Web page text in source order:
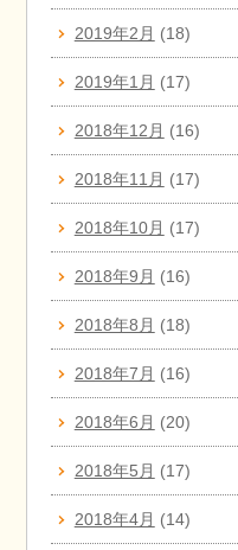
2019年2月 (18)
2019年1月 (17)
2018年12月 (16)
2018年11月 (17)
2018年10月 (17)
2018年9月 (16)
2018年8月 (18)
2018年7月 (16)
2018年6月 (20)
2018年5月 (17)
2018年4月 (14)